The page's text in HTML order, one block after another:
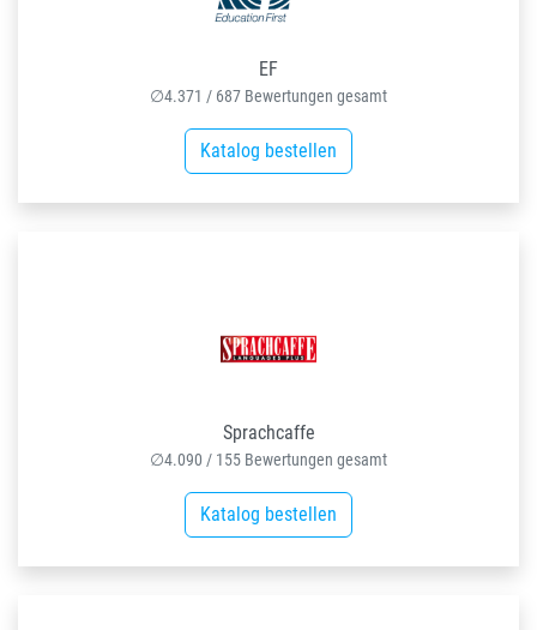
EF
∅4.371 / 687 Bewertungen gesamt
Katalog bestellen
Sprachcaffe
∅4.090 / 155 Bewertungen gesamt
Katalog bestellen